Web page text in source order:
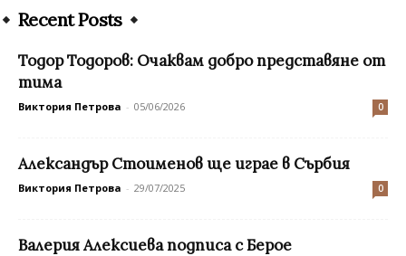
Recent Posts
Toдор Тодоров: Очаквам добро представяне от
тима
Виктория Петрова - 05/06/2026 0
Александър Стоименов ще играе в Сърбия
Виктория Петрова - 29/07/2025 0
Валерия Алексиева подписа с Берое